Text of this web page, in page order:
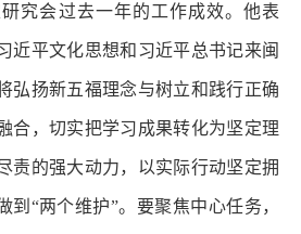
会过去一年的工作成效。他表
近平文化思想和习近平总书记来闽
弘扬新五福理念与树立和践行正确
合，切实把学习成果转化为坚定理
责的强大动力，以实际行动坚定拥
到“两个维护”。要聚焦中心任务，